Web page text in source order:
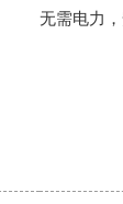
无需电力